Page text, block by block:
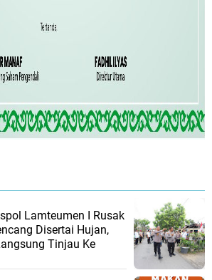
Lamteumen I Rusak
Disertai Hujan,
Tinjau Ke